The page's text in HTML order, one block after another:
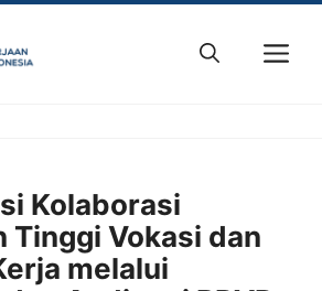
Kolaborasi
Tinggi Vokasi dan
melalui